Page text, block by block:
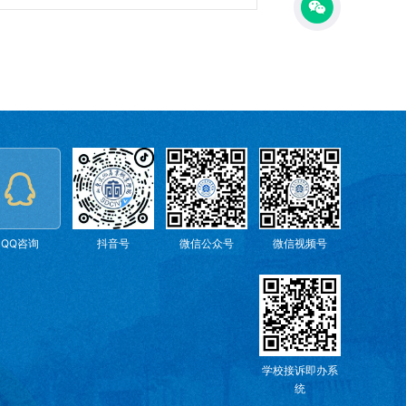
QQ咨询 抖音号 微信公众号 微信视频号
学校接诉即办系
统